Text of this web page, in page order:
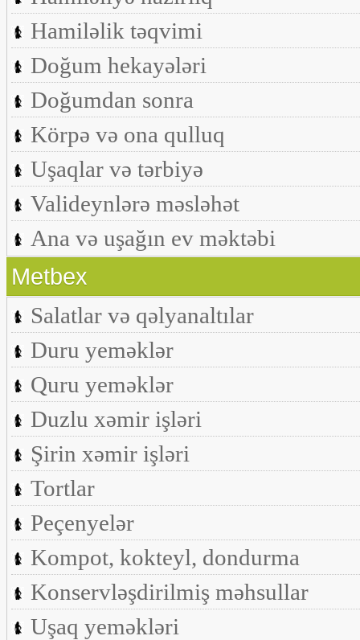
Hamiləlik təqvimi
Doğum hekayələri
Doğumdan sonra
Körpə və ona qulluq
Uşaqlar və tərbiyə
Valideynlərə məsləhət
Ana və uşağın ev məktəbi
Metbex
Salatlar və qəlyanaltılar
Duru yeməklər
Quru yeməklər
Duzlu xəmir işləri
Şirin xəmir işləri
Tortlar
Peçenyelər
Kompot, kokteyl, dondurma
Konservləşdirilmiş məhsullar
Uşaq yeməkləri